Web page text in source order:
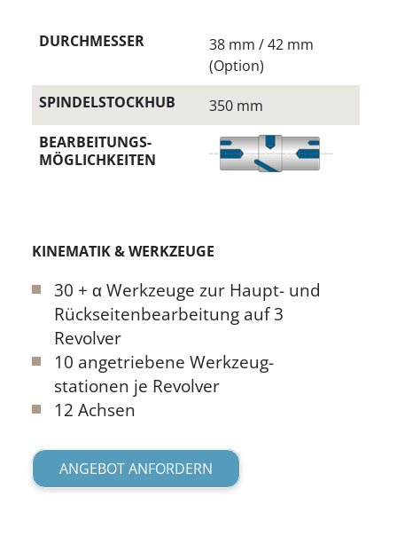
DURCHMESSER
38 mm / 42 mm
(Option)
SPINDELSTOCKHUB
350 mm
BEARBEITUNGS­
MÖGLICHKEITEN
KINEMATIK & WERKZEUGE
30 + α Werkzeuge zur Haupt- und
Rückseiten­bearbeitung auf 3
Revolver
10 angetriebene Werkzeug­
stationen je Revolver
12 Achsen
ANGEBOT ANFORDERN